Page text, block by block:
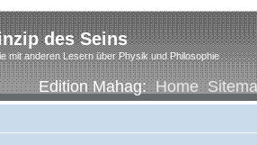
des Seins
mit anderen Lesern über Physik und Philosophie
Edition Mahag:Home